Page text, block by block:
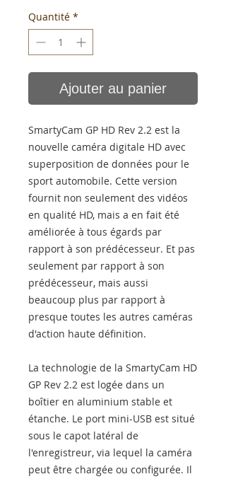
Quantité *
Ajouter au panier
SmartyCam GP HD Rev 2.2 est la
nouvelle caméra digitale HD avec
superposition de données pour le
sport automobile. Cette version
fournit non seulement des vidéos
en qualité HD, mais a en fait été
améliorée à tous égards par
rapport à son prédécesseur. Et pas
seulement par rapport à son
prédécesseur, mais aussi
beaucoup plus par rapport à
presque toutes les autres caméras
d'action haute définition.
La technologie de la SmartyCam HD
GP Rev 2.2 est logée dans un
boîtier en aluminium stable et
étanche. Le port mini-USB est situé
sous le capot latéral de
l'enregistreur, via lequel la caméra
peut être chargée ou configurée. Il